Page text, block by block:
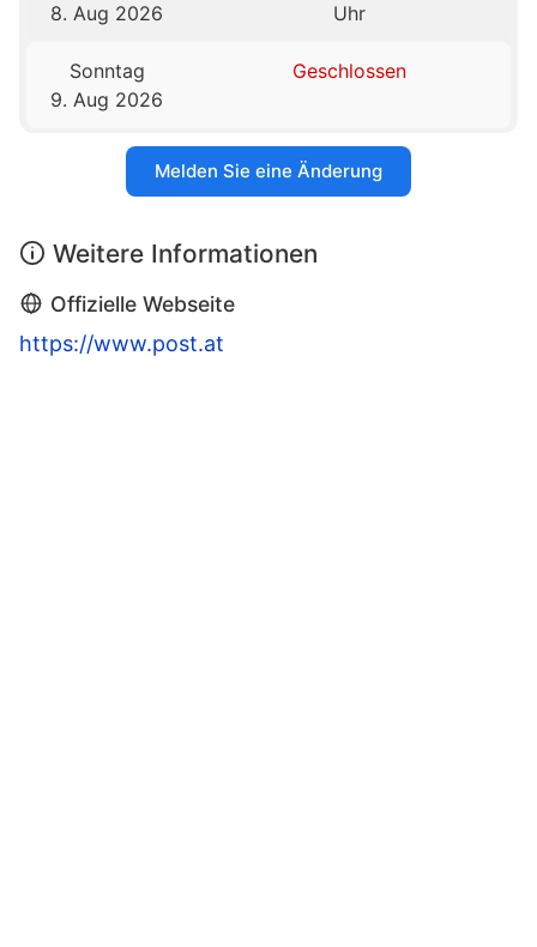
8. Aug 2026
Uhr
Sonntag
9. Aug 2026
Geschlossen
Melden Sie eine Änderung
Weitere Informationen
Offizielle Webseite
https://www.post.at